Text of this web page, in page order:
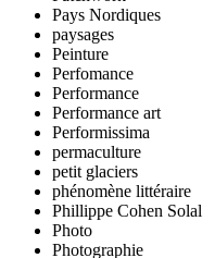
Pays Nordiques
paysages
Peinture
Perfomance
Performance
Performance art
Performissima
permaculture
petit glaciers
phénomène littéraire
Phillippe Cohen Solal
Photo
Photographie